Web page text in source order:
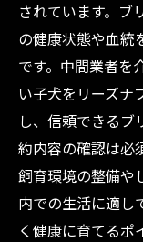
されています。ブ
の健康状態や血統
です。中間業者を
い子犬をリーズナ
し、信頼できる
約内容の確認は必
飼育環境の整備や
内での生活に適し
く健康に育てるポ